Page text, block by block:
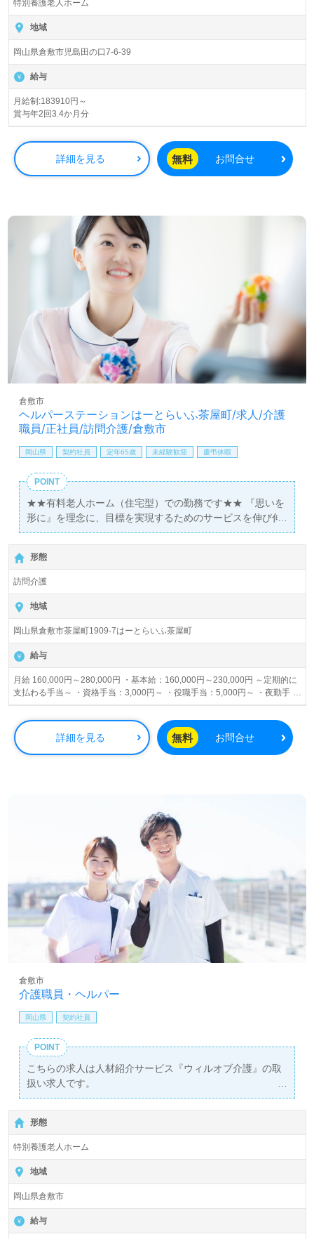
全国の求人ご紹介！医療/福祉業界の正社員/パート求人探
しは【ウィルオブ介護】＊求人情報収集、将来的検討の方
も遠慮なく＊
LINE、メール、お電話などご希望に応じてお問い合わせ/ご
料サービスをご利用いただけます。＜非公開求人も取扱い
あり！＞"転職支援"のプロと一緒に転職活動！お問い合わ
せお待ちしております。
特別養護老人ホーム
地域
岡山県倉敷市児島田の口7-6-39
給与
月給制:183910円～
賞与年2回3.4か月分
詳細を見る 無料 お問合せ
ヘルパーステーションはーとらいふ茶屋町/求人/介護
職員/正社員/訪問介護/倉敷市
倉敷市
岡山県 契約社員 定年65歳 未経験歓迎 慶弔休暇
POINT
★★有料老人ホーム（住宅型）での勤務です★★ 『思いを
形に』を理念に、目標を実現するためのサービスを伸び伸
びと暮らせる生活スペースの中で提供します！
形態
訪問介護
地域
岡山県倉敷市茶屋町1909-7はーとらいふ茶屋町
給与
月給 160,000円～280,000円 ・基本給：160,000円～230,000円 ～定期的に
支払わる手当～ ・資格手当：3,000円～ ・役職手当：5,000円～ ・夜勤手
当：4,000円+処遇改善加算手当 ・業務手当：5,000円～ ・お盆やお正月手
当：3,000円～5,000円/日 ・管理手当：10,000円 ※試用期間中の給与詳細は
面接時にご案内いたします。 賞与あり 昇給あり
詳細を見る 無料 お問合せ
介護職員・ヘルパー
倉敷市
岡山県 契約社員
POINT
こちらの求人は人材紹介サービス『ウィルオブ介護』の取
扱い求人です。
詳細に関してお気軽にご相談ください♪
【無料】で皆さんの転職活動をサポートいたします。
形態
特別養護老人ホーム
地域
岡山県倉敷市
給与